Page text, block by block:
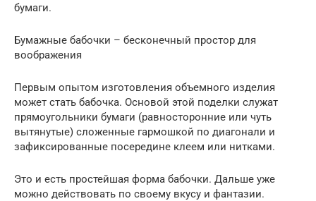
бумаги.
Бумажные бабочки – бесконечный простор для
воображения
Первым опытом изготовления объемного изделия
может стать бабочка. Основой этой поделки служат
прямоугольники бумаги (равносторонние или чуть
вытянутые) сложенные гармошкой по диагонали и
зафиксированные посередине клеем или нитками.
Это и есть простейшая форма бабочки. Дальше уже
можно действовать по своему вкусу и фантазии.